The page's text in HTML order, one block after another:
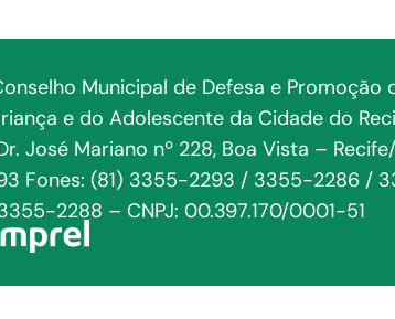
Municipal de Defesa e Promoção
e do Adolescente da Cidade do
José Mariano nº 228, Boa Vista –
Fones: (81) 3355-2293 / 3355-2286 /
2288 – CNPJ: 00.397.170/0001-51